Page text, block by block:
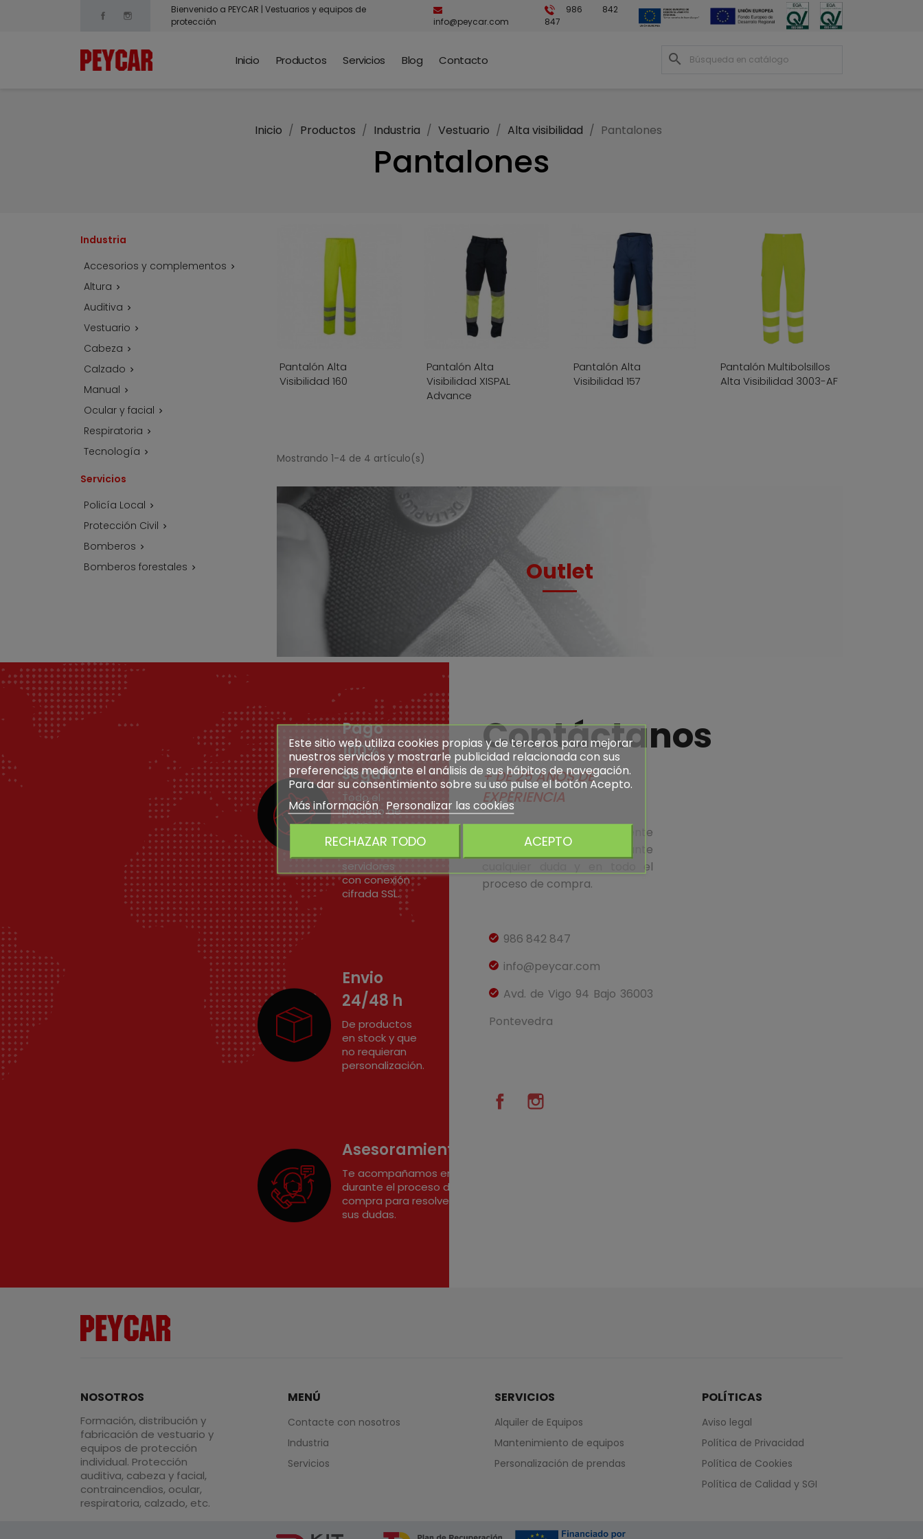
FacebookInstagram
Bienvenido a PEYCAR | Vestuarios y equipos de
protección
info@peycar.com
986 842
847
Inicio Productos Servicios Blog Contacto search
Inicio Productos Industria Vestuario Alta visibilidad Pantalones
Pantalones
Industria
Accesorios y complementos 
Altura 
Auditiva 
Vestuario 
Cabeza 
Calzado 
Manual 
Ocular y facial 
Respiratoria 
Tecnología 
Servicios
Policía Local 
Protección Civil 
Bomberos 
Bomberos forestales 
Pantalón Alta
Visibilidad 160
Pantalón Alta
Visibilidad XISPAL
Advance
Pantalón Alta
Visibilidad 157
Pantalón Multibolsillos
Alta Visibilidad 3003-AF
Mostrando 1-4 de 4 artículo(s)
Outlet
Pago
100%
seguro
Todo el
proceso de
pago
electrónico se
servidores
con conexión
cifrada SSL.
Envio
24/48 h
De productos
en stock y que
no requieran
personalización.
Asesoramiento
Te acompañamos en
durante el proceso de
compra para resolver
sus dudas.
Contáctanos
+ DE 25 AÑOS DE
EXPERIENCIA
Nuestro equipo altamente
cualificado le asesorará ante
cualquier duda y en todo el
proceso de compra.
986 842 847
info@peycar.com
Avd. de Vigo 94 Bajo 36003
Pontevedra
Facebook
NOSOTROS
Formación, distribución y
fabricación de vestuario y
equipos de protección
individual. Protección
auditiva, cabeza y facial,
contraincendios, ocular,
respiratoria, calzado, etc.
MENÚ
Contacte con nosotros
Industria
Servicios
SERVICIOS
Alquiler de Equipos
Mantenimiento de equipos
Personalización de prendas
POLÍTICAS
Aviso legal
Política de Privacidad
Política de Cookies
Política de Calidad y SGI
Este sitio web utiliza cookies propias y de terceros para mejorar
nuestros servicios y mostrarle publicidad relacionada con sus
preferencias mediante el análisis de sus hábitos de navegación.
Para dar su consentimiento sobre su uso pulse el botón Acepto.
Más información Personalizar las cookies
RECHAZAR TODO ACEPTO